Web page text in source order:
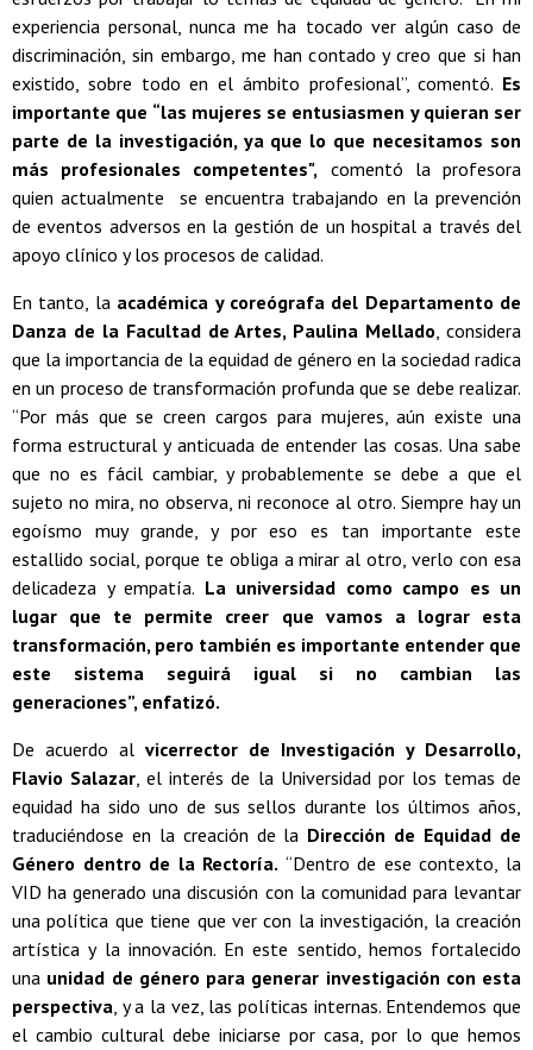
experiencia personal, nunca me ha tocado ver algún caso de
discriminación, sin embargo, me han contado y creo que si han
existido, sobre todo en el ámbito profesional”, comentó. Es
importante que “las mujeres se entusiasmen y quieran ser
parte de la investigación, ya que lo que necesitamos son
más profesionales competentes", comentó la profesora
quien actualmente se encuentra trabajando en la prevención
de eventos adversos en la gestión de un hospital a través del
apoyo clínico y los procesos de calidad.
En tanto, la académica y coreógrafa del Departamento de
Danza de la Facultad de Artes, Paulina Mellado, considera
que la importancia de la equidad de género en la sociedad radica
en un proceso de transformación profunda que se debe realizar.
“Por más que se creen cargos para mujeres, aún existe una
forma estructural y anticuada de entender las cosas. Una sabe
que no es fácil cambiar, y probablemente se debe a que el
sujeto no mira, no observa, ni reconoce al otro. Siempre hay un
egoísmo muy grande, y por eso es tan importante este
estallido social, porque te obliga a mirar al otro, verlo con esa
delicadeza y empatía. La universidad como campo es un
lugar que te permite creer que vamos a lograr esta
transformación, pero también es importante entender que
este sistema seguirá igual si no cambian las
generaciones”, enfatizó.
De acuerdo al vicerrector de Investigación y Desarrollo,
Flavio Salazar, el interés de la Universidad por los temas de
equidad ha sido uno de sus sellos durante los últimos años,
traduciéndose en la creación de la Dirección de Equidad de
Género dentro de la Rectoría. “Dentro de ese contexto, la
VID ha generado una discusión con la comunidad para levantar
una política que tiene que ver con la investigación, la creación
artística y la innovación. En este sentido, hemos fortalecido
una unidad de género para generar investigación con esta
perspectiva, y a la vez, las políticas internas. Entendemos que
el cambio cultural debe iniciarse por casa, por lo que hemos